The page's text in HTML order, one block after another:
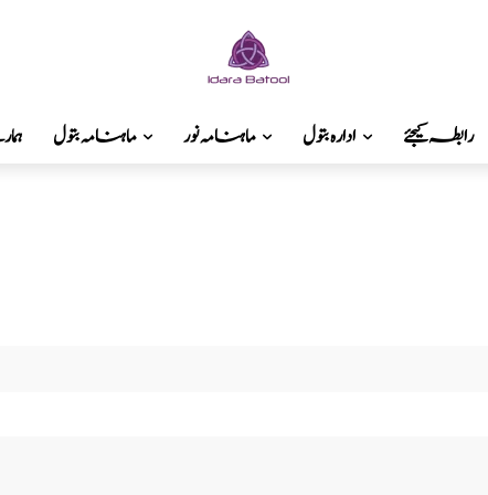
ماہنامہ بتول ماہنامہ نور ادارہ بتول رابطہ کیجئے